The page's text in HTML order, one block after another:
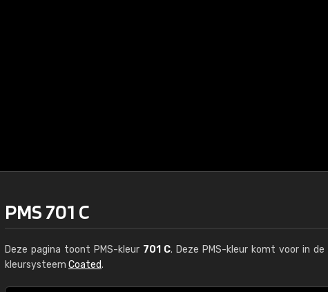
PMS 701 C
Deze pagina toont PMS-kleur 701 C. Deze PMS-kleur komt voor in
kleursysteem Coated.